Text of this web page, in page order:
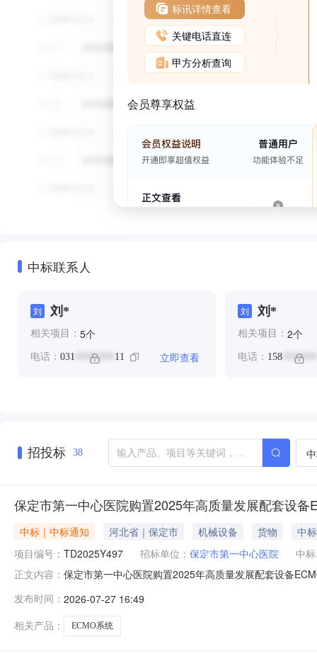
标讯详情查看
关键电话直连
甲方分析查询
会员尊享权益
中标联系人
刘 刘*
相关项目： 5个
电话： 031 ******** 11 立即查看
刘 刘*
相关项目： 2个
电话： 158*******
招投标 38
保定市第一中心医院购置2025年高质量发展配套设
中标｜中标通知 河北省｜保定市 机械设备 货物
中
项目编号： TD2025Y497 招标单位： 保定市第一中心医院
中
正文内容： 保定市第一中心医院购置2025年高质量发展配套设备
区中山西路258号佳泰大厦商业及公寓式办公楼0单元
优惠率
发布时间： 2026-07-27 16:49
相关产品：
ECMO系统